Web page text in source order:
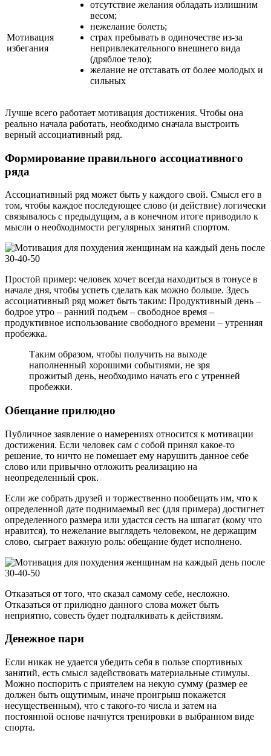
Мотивация
избегания
отсутствие желания обладать излишним
весом;
нежелание болеть;
страх пребывать в одиночестве из-за
непривлекательного внешнего вида
(дряблое тело);
желание не отставать от более молодых и
сильных
Лучше всего работает мотивация достижения. Чтобы она
реально начала работать, необходимо сначала выстроить
верный ассоциативный ряд.
Формирование правильного ассоциативного
ряда
Ассоциативный ряд может быть у каждого свой. Смысл его в
том, чтобы каждое последующее слово (и действие) логически
связывалось с предыдущим, а в конечном итоге приводило к
мысли о необходимости регулярных занятий спортом.
Простой пример: человек хочет всегда находиться в тонусе в
начале дня, чтобы успеть сделать как можно больше. Здесь
ассоциативный ряд может быть таким: Продуктивный день –
бодрое утро – ранний подъем – свободное время –
продуктивное использование свободного времени – утренняя
пробежка.
Таким образом, чтобы получить на выходе
наполненный хорошими событиями, не зря
прожитый день, необходимо начать его с утренней
пробежки.
Обещание прилюдно
Публичное заявление о намерениях относится к мотивации
достижения. Если человек сам с собой принял какое-то
решение, то ничто не помешает ему нарушить данное себе
слово или привычно отложить реализацию на
неопределенный срок.
Если же собрать друзей и торжественно пообещать им, что к
определенной дате поднимаемый вес (для примера) достигнет
определенного размера или удастся сесть на шпагат (кому что
нравится), то нежелание выглядеть человеком, не держащим
слово, сыграет важную роль: обещание будет исполнено.
Отказаться от того, что сказал самому себе, несложно.
Отказаться от прилюдно данного слова может быть
неприятно, совесть будет подталкивать к действиям.
Денежное пари
Если никак не удается убедить себя в пользе спортивных
занятий, есть смысл задействовать материальные стимулы.
Можно поспорить с приятелем на некую сумму (размер ее
должен быть ощутимым, иначе проигрыш покажется
несущественным), что с такого-то числа и затем на
постоянной основе начнутся тренировки в выбранном виде
спорта.